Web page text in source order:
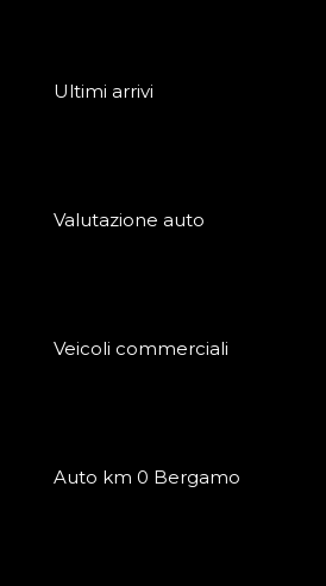
Ultimi arrivi
Valutazione auto
Veicoli commerciali
Auto km 0 Bergamo